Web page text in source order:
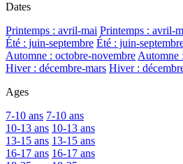
Dates
Printemps : avril-mai Printemps : avril-
Été : juin-septembre Été : juin-
Automne : octobre-novembreAutomne
Hiver : décembre-mars Hiver :
Ages
7-10 ans 7-10 ans
10-13 ans 10-13 ans
13-15 ans 13-15 ans
16-17 ans 16-17 ans